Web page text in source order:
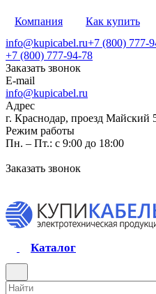
Компания Как купить
info@kupicabel.ru+7 (800) 777-
+7 (800) 777-94-78
Заказать звонок
E-mail
info@kupicabel.ru
Адрес
г. Краснодар, проезд Майский
Режим работы
Пн. – Пт.: с 9:00 до 18:00
Заказать звонок
Каталог